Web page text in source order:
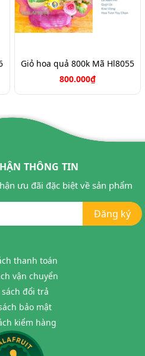
Giỏ hoa quả 800k Mã Hl8055
800.000₫
THÔNG TIN
ưu đãi đặc biệt về sản phẩm
Đăng ký
thanh toán
vận chuyển
đổi trả
bảo mật
kiểm hàng